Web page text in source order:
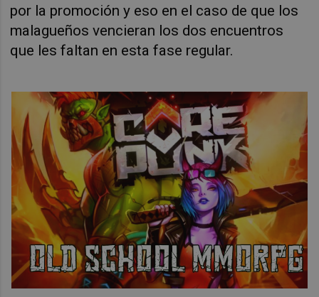
por la promoción y eso en el caso de que los
malagueños vencieran los dos encuentros
que les faltan en esta fase regular.